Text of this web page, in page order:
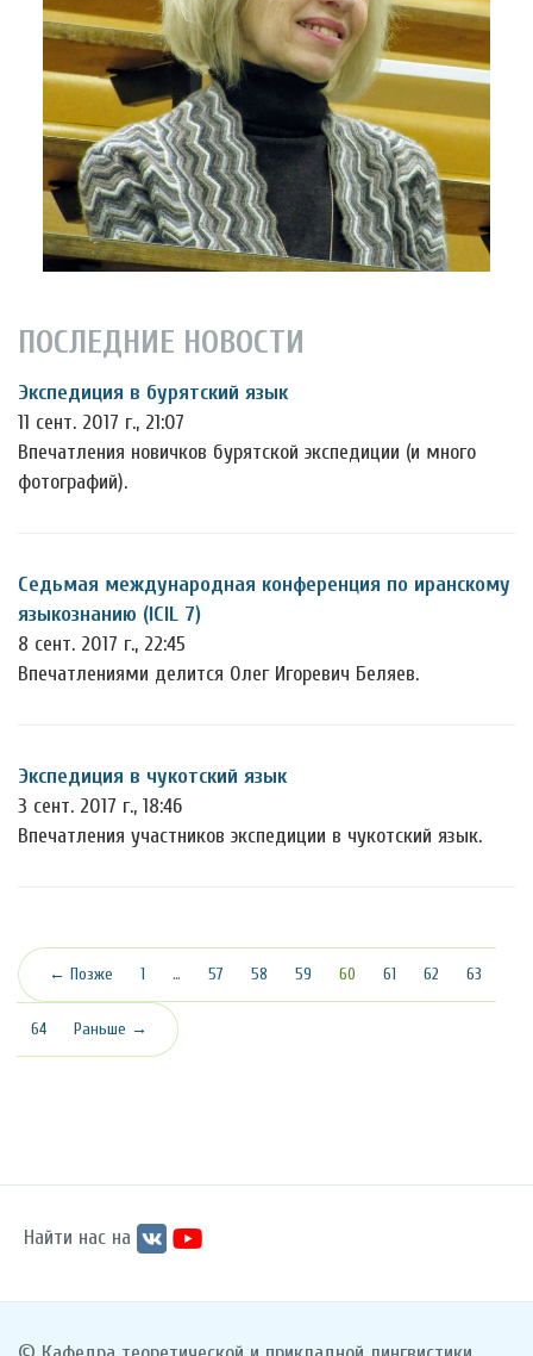
ПОСЛЕДНИЕ НОВОСТИ
Экспедиция в бурятский язык
11 сент. 2017 г., 21:07
Впечатления новичков бурятской экспедиции (и много
фотографий).
Седьмая международная конференция по иранскому
языкознанию (ICIL 7)
8 сент. 2017 г., 22:45
Впечатлениями делится Олег Игоревич Беляев.
Экспедиция в чукотский язык
3 сент. 2017 г., 18:46
Впечатления участников экспедиции в чукотский язык.
← Позже 1 … 57 58 59 60 (текущая)
61 62 63
64 Раньше →
Найти нас на